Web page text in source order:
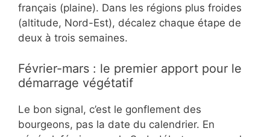
français (plaine). Dans les régions plus froides
(altitude, Nord-Est), décalez chaque étape de
deux à trois semaines.
Février-mars : le premier apport pour le
démarrage végétatif
Le bon signal, c’est le gonflement des
bourgeons, pas la date du calendrier. En